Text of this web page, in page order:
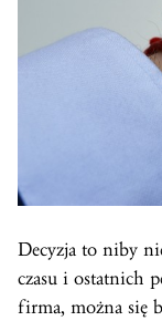
Decyzja to niby
czasu i ostatnich
firma, można się